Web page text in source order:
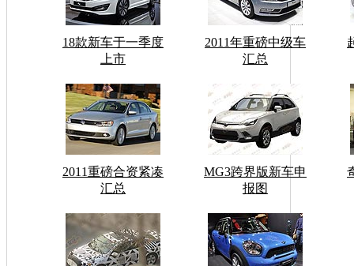
18款新车于一季度
上市
2011年重磅中级车
汇总
2011重磅合资紧凑
汇总
MG3跨界版新车申
报图